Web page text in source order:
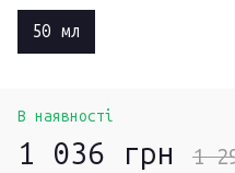
50 мл
В наявності
1 036 грн 1